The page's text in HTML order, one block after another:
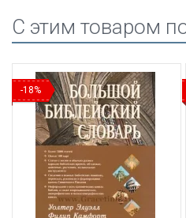
C этим товаром
-18%